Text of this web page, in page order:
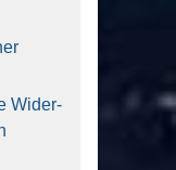
Wider­